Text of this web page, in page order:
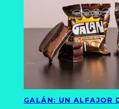
GALÁN: UN ALFAJOR